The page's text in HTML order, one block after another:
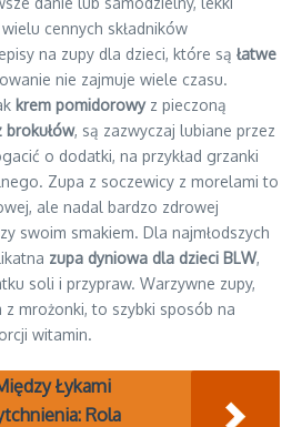
cennych składników
na zupy dla dzieci, które są łatwe
nie zajmuje wiele czasu.
krem pomidorowyz pieczoną
brokułów, są zazwyczaj lubiane przez
o dodatki, na przykład grzanki
Zupa z soczewicy z morelami to
ale nadal bardzo zdrowej
swoim smakiem. Dla najmłodszych
zupa dyniowa dla dzieci BLW,
soli i przypraw. Warzywne zupy,
mrożonki, to szybki sposób na
witamin.
Łykami
Rola